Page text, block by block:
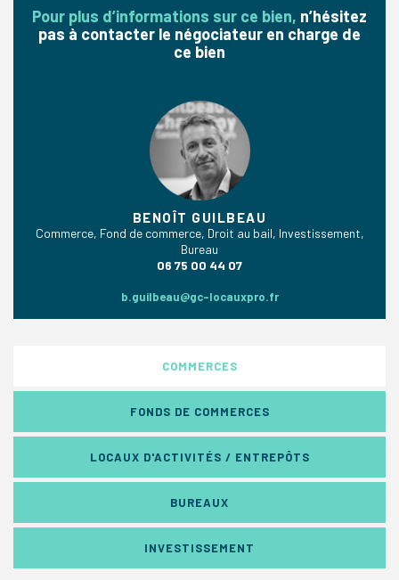
Pour plus d’informations sur ce bien, n’hésitez
pas à contacter le négociateur en charge de
ce bien
BENOÎT GUILBEAU
Commerce, Fond de commerce, Droit au bail, Investissement,
Bureau
06 75 00 44 07
b.guilbeau@gc-locauxpro.fr
COMMERCES
FONDS DE COMMERCES
LOCAUX D'ACTIVITÉS / ENTREPÔTS
BUREAUX
INVESTISSEMENT